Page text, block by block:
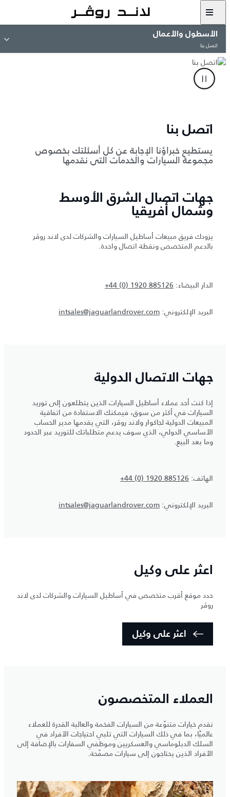
الأسطول والأعمال
اتصل بنا
اتصل بنا
يستطيع خبراؤنا الإجابة عن كل أسئلتك بخصوص
مجموعة السيارات والخدمات التي نقدمها
جهات اتصال الشرق الأوسط
وشمال أفريقيا
يزودك فريق مبيعات أساطيل السيارات والشركات لدى لاند روڤر
بالدعم المتخصص ونقطة اتصال واحدة.
الدار البيضاء: +44 (0) 1920 885126
البريد الإلكتروني: intsales@jaguarlandrover.com
جهات الاتصال الدولية
إذا كنت أحد عملاء أساطيل السيارات الذين يتطلعون إلى توريد
السيارات في أكثر من سوق، فيمكنك الاستفادة من اتفاقية
المبيعات الدولية لجاكوار ولاند روڤر، التي يقدمها مدير الحساب
الأساسي الدولي، الذي سوف يدعم متطلباتك للتوريد عبر الحدود
وما بعد البيع.
الهاتف: +44 (0) 1920 885126
البريد الإلكتروني: intsales@jaguarlandrover.com
اعثر على وكيل
حدد موقع أقرب متخصص في أساطيل السيارات والشركات لدى لاند
روڤر
اعثر على وكيل
العملاء المتخصصون
نقدم خيارات متنوّعة من السيارات الفخمة والعالية القدرة للعملاء
عالميًا، بما في ذلك السيارات التي تلبي احتياجات الأفراد في
السلك الدبلوماسي والعسكريين وموظفي السفارات بالإضافة إلى
الأفراد الذين يحتاجون إلى سيارات مصفّحة.